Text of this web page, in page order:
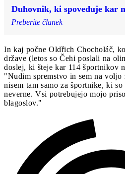
Duhovnik, ki spoveduje kar
Preberite članek
In kaj počne Oldřich Chocholáč,
države (letos so Čehi poslali na
doslej, ki šteje kar 114 športnikov
"Nudim spremstvo in sem na voljo
nisem tam samo za športnike, ki
neverne. Vsi potrebujejo mojo
blagoslov."